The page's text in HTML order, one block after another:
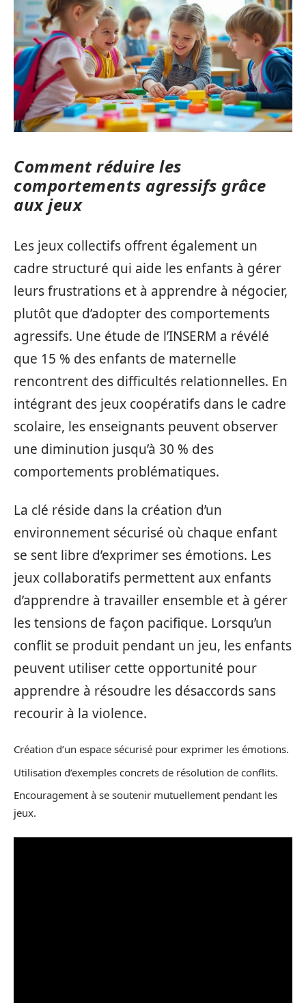
Comment réduire les
comportements agressifs grâce
aux jeux
Les jeux collectifs offrent également un
cadre structuré qui aide les enfants à gérer
leurs frustrations et à apprendre à négocier,
plutôt que d’adopter des comportements
agressifs. Une étude de l’INSERM a révélé
que 15 % des enfants de maternelle
rencontrent des difficultés relationnelles. En
intégrant des jeux coopératifs dans le cadre
scolaire, les enseignants peuvent observer
une diminution jusqu’à 30 % des
comportements problématiques.
La clé réside dans la création d’un
environnement sécurisé où chaque enfant
se sent libre d’exprimer ses émotions. Les
jeux collaboratifs permettent aux enfants
d’apprendre à travailler ensemble et à gérer
les tensions de façon pacifique. Lorsqu’un
conflit se produit pendant un jeu, les enfants
peuvent utiliser cette opportunité pour
apprendre à résoudre les désaccords sans
recourir à la violence.
Création d’un espace sécurisé pour exprimer les émotions.
Utilisation d’exemples concrets de résolution de conflits.
Encouragement à se soutenir mutuellement pendant les
jeux.